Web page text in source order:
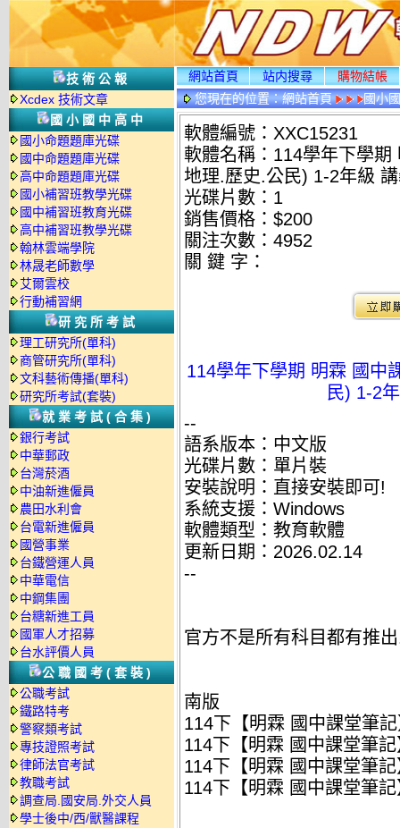
技術公報
Xcdex 技術文章
國小國中高中
國小命題題庫光碟
國中命題題庫光碟
高中命題題庫光碟
國小補習班教學光碟
國中補習班教育光碟
高中補習班教學光碟
翰林雲端學院
林晟老師數學
艾爾雲校
行動補習網
研究所考試
理工研究所(單科)
商管研究所(單科)
文科藝術傳播(單科)
研究所考試(套裝)
就業考試(合集)
銀行考試
中華郵政
台灣菸酒
中油新進僱員
農田水利會
台電新進僱員
國營事業
台鐵營運人員
中華電信
中鋼集團
台糖新進工員
國軍人才招募
台水評價人員
公職國考(套裝)
公職考試
鐵路特考
警察類考試
專技證照考試
律師法官考試
教職考試
調查局.國安局.外交人員
學士後中/西/獸醫課程
網站首頁 站内搜尋
購物結帳
您現在的位置：網站首頁 國小
軟體編號：XXC15231
軟體名稱：114學年下學
地理.歷史.公民) 1-2年級
光碟片數：1
銷售價格：$200
關注次數： 4952
關 鍵 字：
114學年下學期 明霖 國中
民) 1-2
--
語系版本：中文版
光碟片數：單片裝
安裝說明：直接安裝即可!
系統支援：Windows
軟體類型：教育軟體
更新日期：2026.02.14
--
官方不是所有科目都有推
南版
114下【明霖 國中課堂筆
114下【明霖 國中課堂筆
114下【明霖 國中課堂筆
114下【明霖 國中課堂筆